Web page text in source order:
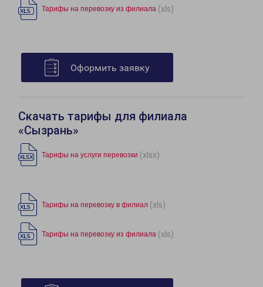
Тарифы на перевозку из филиала (xls)
Оформить заявку
Скачать тарифы для филиала
«Сызрань»
Тарифы на услуги перевозки (xlsx)
Тарифы на перевозку в филиал (xls)
Тарифы на перевозку из филиала (xls)